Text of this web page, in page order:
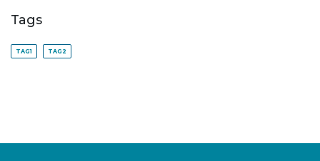
Tags
TAG1 TAG2